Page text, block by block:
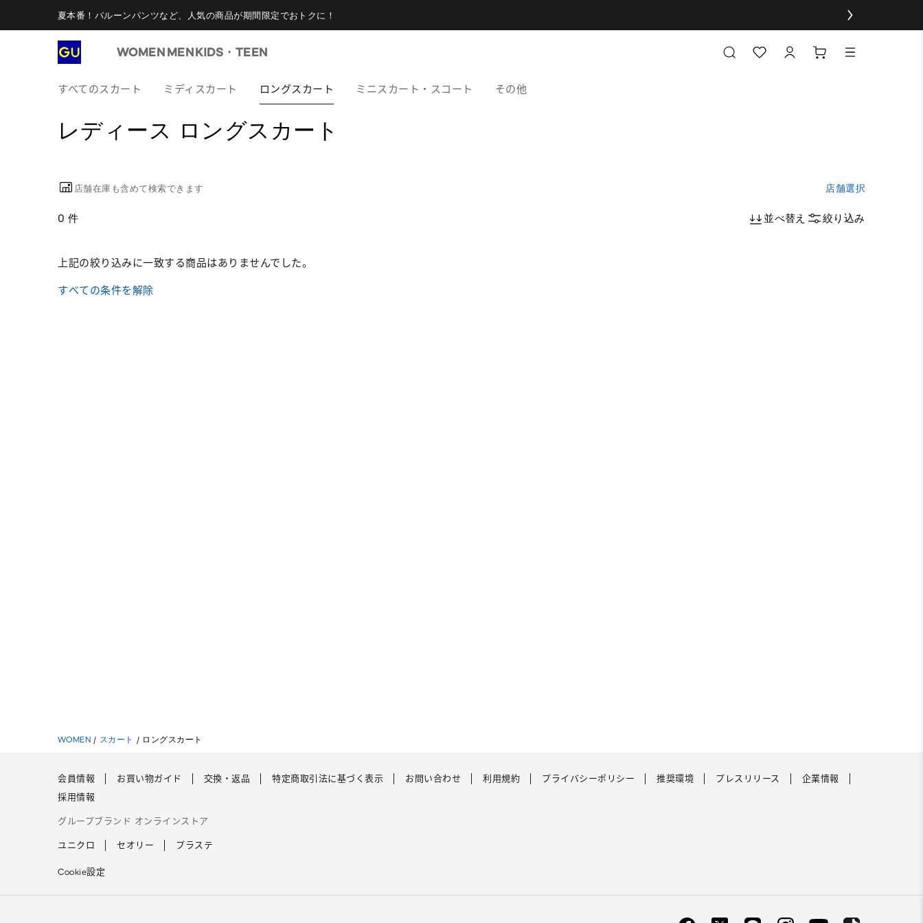
夏本番！バルーンパンツなど、人気の商品が期間限定でおトクに！
WOMEN MENKIDS・TEEN
すべてのスカート ミディスカート ロングスカート ミニスカート・スコート その他
レディース ロングスカート
店舗在庫も含めて検索できます 店舗選択
0 件 並べ替え 絞り込み
上記の絞り込みに一致する商品はありませんでした。
すべての条件を解除
WOMEN / スカート / ロングスカート
会員情報 お買い物ガイド 交換・返品 特定商取引法に基づく表示 お問い合わせ 利用規約 プライバシーポリシー 推奨環境 プレスリリース
企業情報
採用情報
グループブランド オンラインストア
ユニクロ セオリー プラステ
Cookie設定